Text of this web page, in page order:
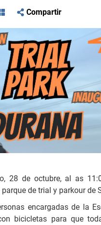
Compartir
28 de octubre, al as
de trial y parkour de
encargadas de la
bicicletas para que